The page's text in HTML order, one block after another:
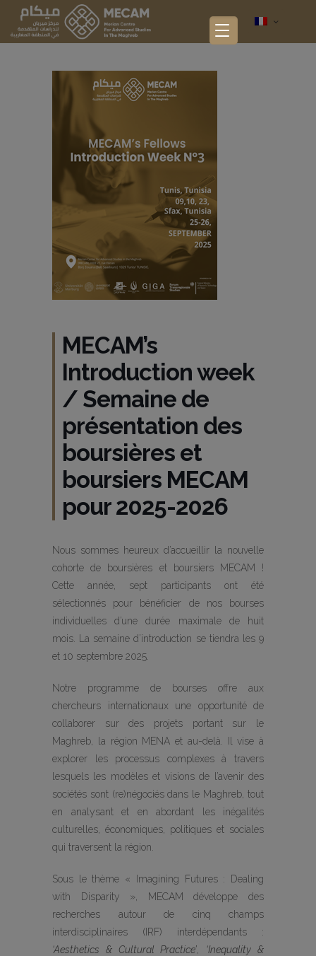
MECAM’s
Introduction week
/ Semaine de
présentation des
boursières et
boursiers MECAM
pour 2025-2026
Nous sommes heureux d’accueillir la nouvelle
cohorte de boursières et boursiers MECAM !
Cette année, sept participants ont été
sélectionnés pour bénéficier de nos bourses
individuelles d’une durée maximale de huit
mois. La semaine d’introduction se tiendra les 9
et 10 septembre 2025.
Notre programme de bourses offre aux
chercheurs internationaux une opportunité de
collaborer sur des projets portant sur le
Maghreb, la région MENA et au-delà. Il vise à
explorer les processus complexes à travers
lesquels les modèles et visions de l’avenir des
sociétés sont (re)négociés dans le Maghreb, tout
en analysant et en abordant les inégalités
culturelles, économiques, politiques et sociales
qui traversent la région.
Sous le thème « Imagining Futures : Dealing
with Disparity », MECAM développe des
recherches autour de cinq champs
interdisciplinaires (IRF) interdépendants :
‘Aesthetics & Cultural Practice’
‘Inequality &